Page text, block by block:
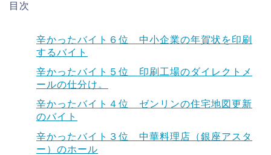
目次
辛かったバイト６位 中小企業の年賀状を印刷
するバイト
辛かったバイト５位 印刷工場のダイレクトメ
ールの仕分け。
辛かったバイト４位 ゼンリンの住宅地図更新
のバイト
辛かったバイト３位 中華料理店（銀座アスタ
ー）のホール